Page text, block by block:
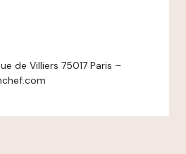
de Villiers 75017 Paris –